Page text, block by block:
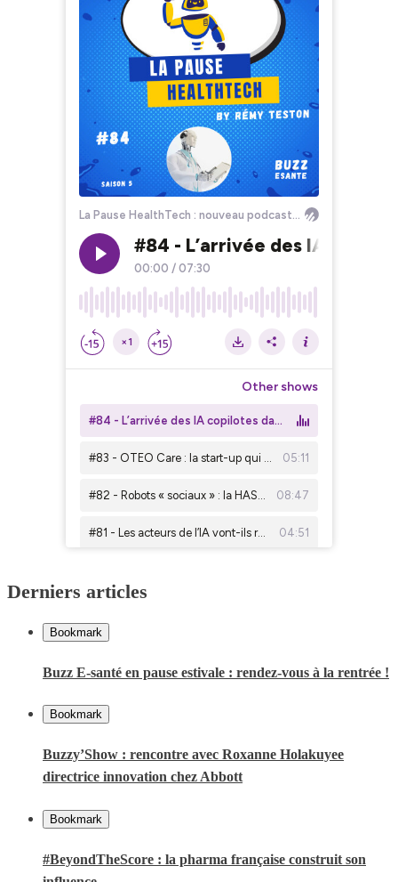
Derniers articles
Bookmark
Buzz E-santé en pause estivale : rendez-vous à la rentrée !
Bookmark
Buzzy’Show : rencontre avec Roxanne Holakuyee
directrice innovation chez Abbott
Bookmark
#BeyondTheScore : la pharma française construit son